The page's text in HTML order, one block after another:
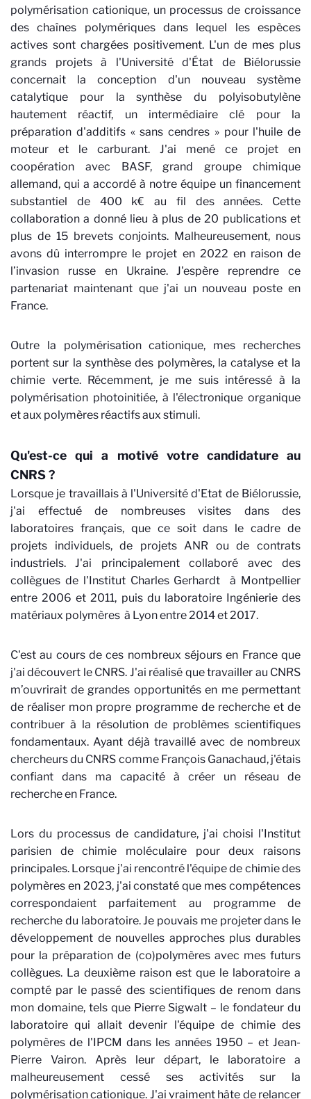
polymérisation cationique, un processus de croissance
des chaînes polymériques dans lequel les espèces
actives sont chargées positivement. L'un de mes plus
grands projets à l'Université d'État de Biélorussie
concernait la conception d'un nouveau système
catalytique pour la synthèse du polyisobutylène
hautement réactif, un intermédiaire clé pour la
préparation d'additifs « sans cendres » pour l'huile de
moteur et le carburant. J'ai mené ce projet en
coopération avec BASF, grand groupe chimique
allemand, qui a accordé à notre équipe un financement
substantiel de 400 k€ au fil des années. Cette
collaboration a donné lieu à plus de 20 publications et
plus de 15 brevets conjoints. Malheureusement, nous
avons dû interrompre le projet en 2022 en raison de
l’invasion russe en Ukraine. J'espère reprendre ce
partenariat maintenant que j'ai un nouveau poste en
France.
Outre la polymérisation cationique, mes recherches
portent sur la synthèse des polymères, la catalyse et la
chimie verte. Récemment, je me suis intéressé à la
polymérisation photoinitiée, à l'électronique organique
et aux polymères réactifs aux stimuli.
Qu'est-ce qui a motivé votre candidature au
CNRS ?
Lorsque je travaillais à l'Université d'Etat de Biélorussie,
j'ai effectué de nombreuses visites dans des
laboratoires français, que ce soit dans le cadre de
projets individuels, de projets ANR ou de contrats
industriels. J'ai principalement collaboré avec des
collègues de l'Institut Charles Gerhardt
à Montpellier
entre 2006 et 2011, puis du laboratoire Ingénierie des
matériaux polymères à Lyon entre 2014 et 2017.
C'est au cours de ces nombreux séjours en France que
j'ai découvert le CNRS. J'ai réalisé que travailler au CNRS
m’ouvrirait de grandes opportunités en me permettant
de réaliser mon propre programme de recherche et de
contribuer à la résolution de problèmes scientifiques
fondamentaux. Ayant déjà travaillé avec de nombreux
chercheurs du CNRS comme François Ganachaud, j'étais
confiant dans ma capacité à créer un réseau de
recherche en France.
Lors du processus de candidature, j'ai choisi l'Institut
parisien de chimie moléculaire pour deux raisons
principales. Lorsque j'ai rencontré l'équipe de chimie des
polymères en 2023, j'ai constaté que mes compétences
correspondaient parfaitement au programme de
recherche du laboratoire. Je pouvais me projeter dans le
développement de nouvelles approches plus durables
pour la préparation de (co)polymères avec mes futurs
collègues. La deuxième raison est que le laboratoire a
compté par le passé des scientifiques de renom dans
mon domaine, tels que Pierre Sigwalt – le fondateur du
laboratoire qui allait devenir l'équipe de chimie des
polymères de l'IPCM dans les années 1950 – et Jean-
Pierre Vairon. Après leur départ, le laboratoire a
malheureusement cessé ses activités sur la
polymérisation cationique. J'ai vraiment hâte de relancer